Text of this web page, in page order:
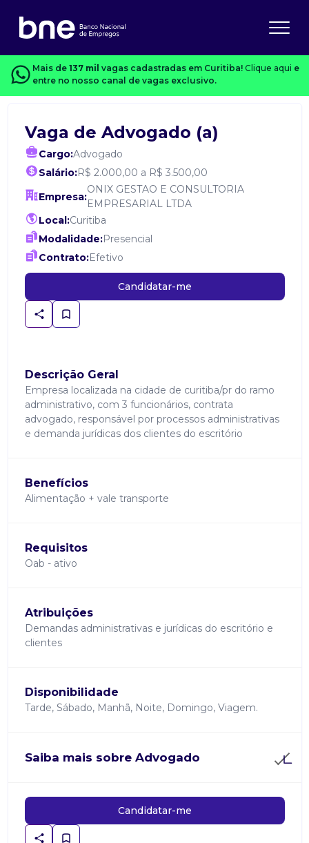
Mais de 137 mil vagas cadastradas em Curitiba! Clique aqui e
entre no nosso canal de vagas exclusivo.
Vaga de Advogado (a)
Cargo:Advogado
Salário:R$ 2.000,00 a R$ 3.500,00
Empresa:
ONIX GESTAO E CONSULTORIA
EMPRESARIAL LTDA
Local:Curitiba
Modalidade:Presencial
Contrato:Efetivo
Candidatar-me
Descrição Geral
Empresa localizada na cidade de curitiba/pr do ramo
administrativo, com 3 funcionários, contrata
advogado, responsável por processos administrativas
e demanda jurídicas dos clientes do escritório
Benefícios
Alimentação + vale transporte
Requisitos
Oab - ativo
Atribuições
Demandas administrativas e jurídicas do escritório e
clientes
Disponibilidade
Tarde, Sábado, Manhã, Noite, Domingo, Viagem.
Saiba mais sobre Advogado
Candidatar-me